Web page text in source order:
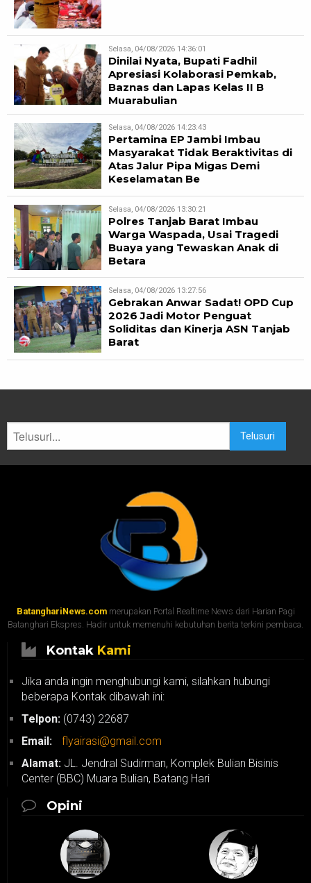
Selasa, 04/08/2026 14:36:01
Dinilai Nyata, Bupati Fadhil
Apresiasi Kolaborasi Pemkab,
Baznas dan Lapas Kelas II B
Muarabulian
Selasa, 04/08/2026 14:23:43
Pertamina EP Jambi Imbau
Masyarakat Tidak Beraktivitas di
Atas Jalur Pipa Migas Demi
Keselamatan Be
Selasa, 04/08/2026 13:30:21
Polres Tanjab Barat Imbau
Warga Waspada, Usai Tragedi
Buaya yang Tewaskan Anak di
Betara
Selasa, 04/08/2026 13:27:56
Gebrakan Anwar Sadat! OPD Cup
2026 Jadi Motor Penguat
Soliditas dan Kinerja ASN Tanjab
Barat
Telusuri
BatanghariNews.commerupakan Portal Realtime News dari Harian Pagi
Batanghari Ekspres. Hadir untuk memenuhi kebutuhan berita terkini pembaca.
Kontak Kami
Jika anda ingin menghubungi kami, silahkan hubungi
beberapa Kontak dibawah ini:
Telpon: (0743) 22687
Email:
flyairasi@gmail.com
Alamat: JL. Jendral Sudirman, Komplek Bulian Bisinis
Center (BBC) Muara Bulian, Batang Hari
Opini